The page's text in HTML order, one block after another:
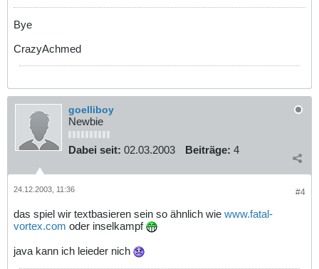
Bye
CrazyAchmed
goelliboy
Newbie
Dabei seit: 02.03.2003 Beiträge: 4
#4
24.12.2003, 11:36
das spiel wir textbasieren sein so ähnlich wie www.fatal-
vortex.com oder inselkampf
java kann ich leieder nich